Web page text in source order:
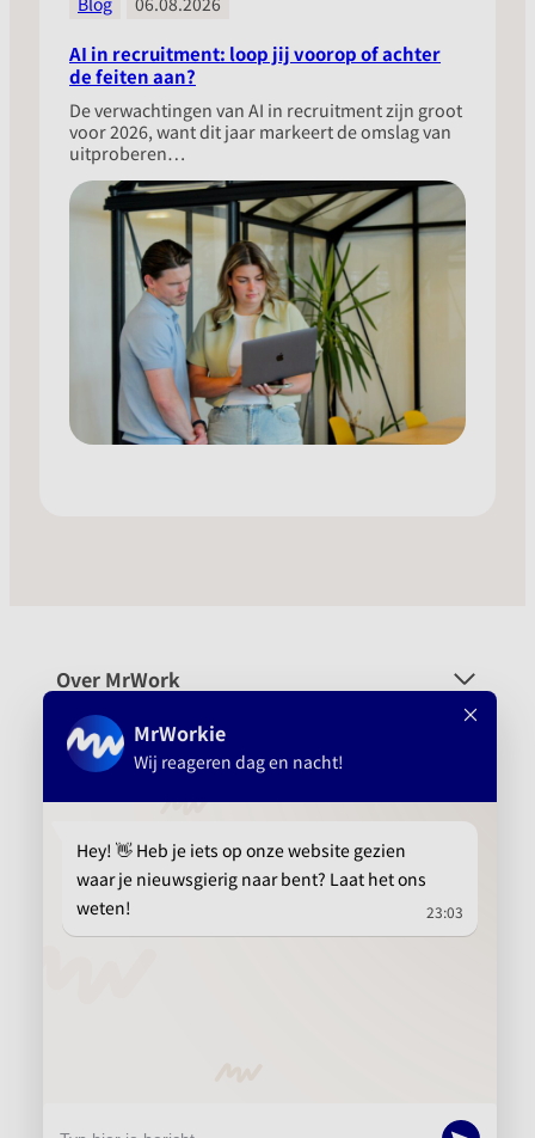
AI in recruitment: loop jij voorop of achter
de feiten aan?
​De verwachtingen van AI in recruitment zijn groot
voor 2026, want dit jaar markeert de omslag van
uitproberen…
Over MrWork
Voor wie
Platform